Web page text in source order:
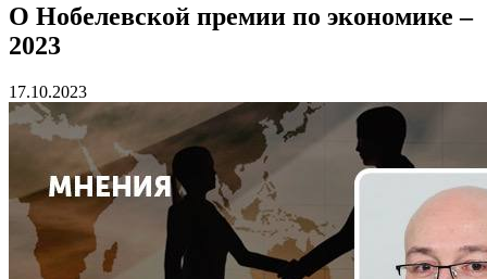
О Нобелевской премии по экономике –
2023
17.10.2023